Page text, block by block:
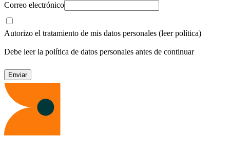
Correo electrónico
Autorizo el tratamiento de mis datos personales (leer política)
Debe leer la política de datos personales antes de continuar